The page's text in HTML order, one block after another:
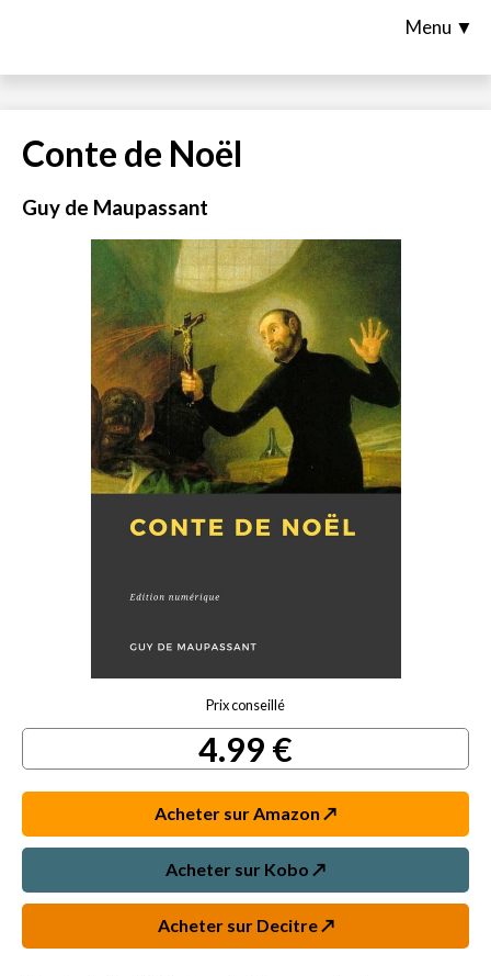
Menu ▼
Conte de Noël
Guy de Maupassant
Prix conseillé
4.99 €
Acheter sur Amazon ↗️
Acheter sur Kobo ↗️
Acheter sur Decitre ↗️